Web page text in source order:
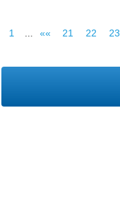
1 «« 21 22 23